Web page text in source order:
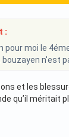
:
pour moi le
n'est
et les
qu’il méritait